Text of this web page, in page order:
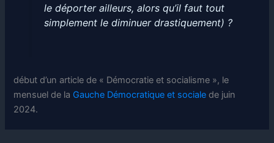
le déporter ailleurs, alors qu’il faut tout
simplement le diminuer drastiquement) ?
début d’un article de « Démocratie et socialisme », le
mensuel de la Gauche Démocratique et sociale de juin
2024.